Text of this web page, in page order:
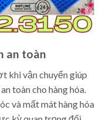
an toàn
khi vận chuyển giúp
toàn cho hàng hóa.
và mất mát hàng hóa